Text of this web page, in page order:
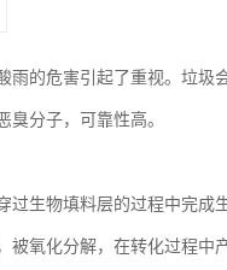
的危害引起了重视。垃圾
分子，可靠性高。
生物填料层的过程中完成
氧化分解，在转化过程中